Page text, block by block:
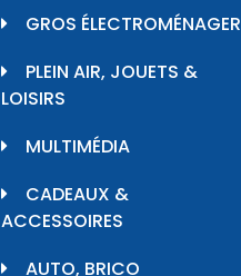
GROS ÉLECTROMÉNAGER
PLEIN AIR, JOUETS &
LOISIRS
MULTIMÉDIA
CADEAUX &
ACCESSOIRES
AUTO, BRICO